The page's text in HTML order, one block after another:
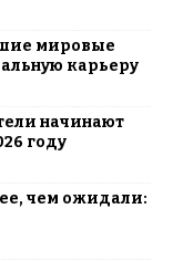
мировые
карьеру
начинают
году
чем ожидали: